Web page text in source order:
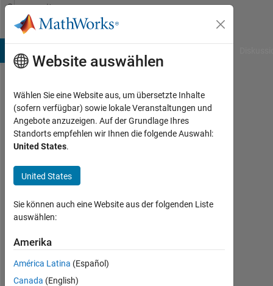
Weiter zum Inhalt
Community
Profile
Abhishek
Kumar
Singh
Last
seen:
als
ein
vor
|
Website auswählen
Wählen Sie eine Website aus, um übersetzte Inhalte
(sofern verfügbar) sowie lokale Veranstaltungen und
Angebote anzuzeigen. Auf der Grundlage Ihres
Standorts empfehlen wir Ihnen die folgende Auswahl:
United States.
United States
Sie können auch eine Website aus der folgenden Liste
auswählen:
Amerika
América Latina (Español)
Canada (English)